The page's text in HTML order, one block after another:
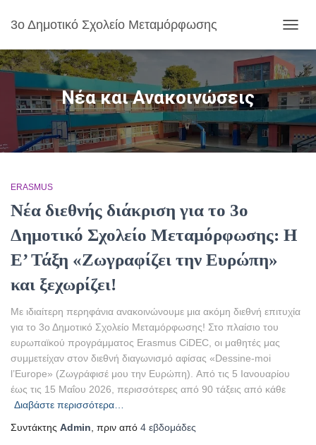
3ο Δημοτικό Σχολείο Μεταμόρφωσης
Νέα και Ανακοινώσεις
ERASMUS
Νέα διεθνής διάκριση για το 3ο
Δημοτικό Σχολείο Μεταμόρφωσης: Η
Ε’ Τάξη «Ζωγραφίζει την Ευρώπη»
και ξεχωρίζει!
Με ιδιαίτερη περηφάνια ανακοινώνουμε μια ακόμη διεθνή επιτυχία
για το 3ο Δημοτικό Σχολείο Μεταμόρφωσης! Στο πλαίσιο του
ευρωπαϊκού προγράμματος Erasmus CiDEC, οι μαθητές μας
συμμετείχαν στον διεθνή διαγωνισμό αφίσας «Dessine-moi
l’Europe» (Ζωγράφισέ μου την Ευρώπη). Από τις 5 Ιανουαρίου
έως τις 15 Μαΐου 2026, περισσότερες από 90 τάξεις από κάθε
Διαβάστε περισσότερα…
Συντάκτης Admin , πριν από 4 εβδομάδες